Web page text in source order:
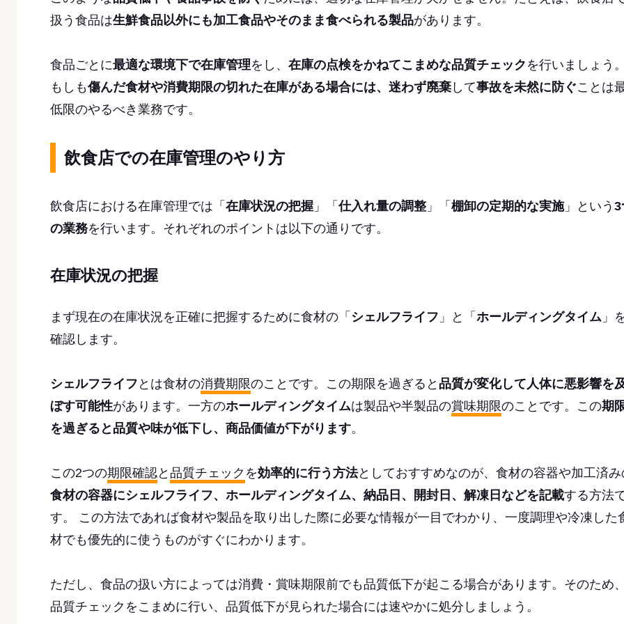
扱う食品は生鮮食品以外にも加工食品やそのまま食べられる製品があります。
食品ごとに最適な環境下で在庫管理をし、 在庫の点検をかねてこまめな品質チェック を行いましょう。
もしも傷んだ食材や消費期限の切れた在庫がある場合には、迷わず廃棄 して事故を未然に防ぐことは
低限のやるべき業務です。
飲食店での在庫管理のやり方
飲食店における在庫管理では「 在庫状況の把握 」「仕入れ量の調整 」「 棚卸の定期的な実施」という 3
の業務を行います。それぞれのポイントは以下の通りです。
在庫状況の把握
まず現在の在庫状況を正確に把握するために食材の「 シェルフライフ 」と「 ホールディングタイム 」
確認します。
シェルフライフ とは食材の消費期限のことです。この期限を過ぎると 品質が変化して人体に悪影響を
ぼす可能性があります。一方のホールディングタイムは製品や半製品の賞味期限のことです。この期
を過ぎると品質や味が低下し、商品価値が下がります。
この2つの期限確認と 品質チェック を効率的に行う方法としておすすめなのが、食材の容器や加工済み
食材の容器にシェルフライフ、ホールディングタイム、納品日、開封日、解凍日などを記載する方法
す。 この方法であれば食材や製品を取り出した際に必要な情報が一目でわかり、一度調理や冷凍した
材でも優先的に使うものがすぐにわかります。
ただし、食品の扱い方によっては消費・賞味期限前でも品質低下が起こる場合があります。そのため、
品質チェックをこまめに行い、品質低下が見られた場合には速やかに処分しましょう。